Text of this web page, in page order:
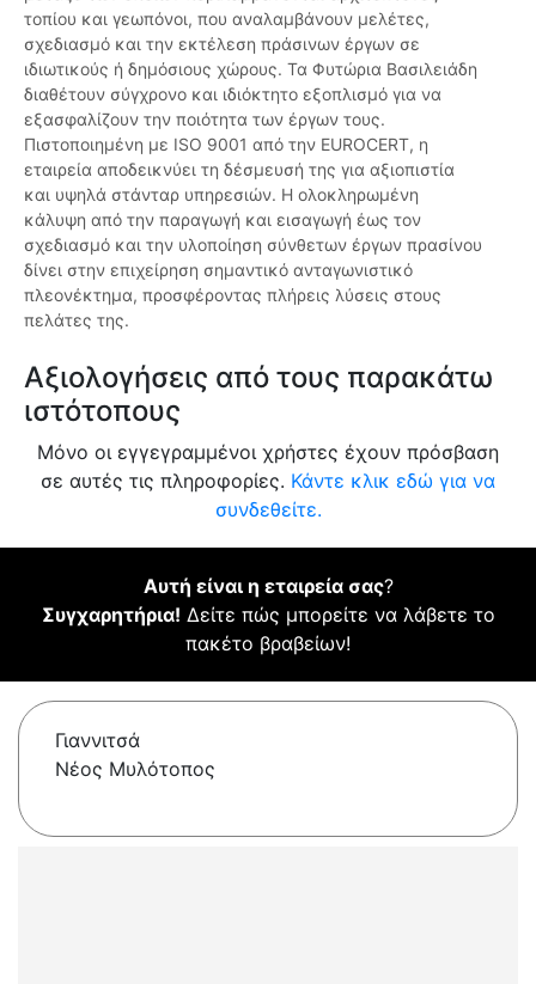
τοπίου και γεωπόνοι, που αναλαμβάνουν μελέτες,
σχεδιασμό και την εκτέλεση πράσινων έργων σε
ιδιωτικούς ή δημόσιους χώρους. Τα Φυτώρια Βασιλειάδη
διαθέτουν σύγχρονο και ιδιόκτητο εξοπλισμό για να
εξασφαλίζουν την ποιότητα των έργων τους.
Πιστοποιημένη με ISO 9001 από την EUROCERT, η
εταιρεία αποδεικνύει τη δέσμευσή της για αξιοπιστία
και υψηλά στάνταρ υπηρεσιών. Η ολοκληρωμένη
κάλυψη από την παραγωγή και εισαγωγή έως τον
σχεδιασμό και την υλοποίηση σύνθετων έργων πρασίνου
δίνει στην επιχείρηση σημαντικό ανταγωνιστικό
πλεονέκτημα, προσφέροντας πλήρεις λύσεις στους
πελάτες της.
Αξιολογήσεις από τους παρακάτω
ιστότοπους
Μόνο οι εγγεγραμμένοι χρήστες έχουν πρόσβαση
σε αυτές τις πληροφορίες. Κάντε κλικ εδώ για να
συνδεθείτε.
Αυτή είναι η εταιρεία σας?
Συγχαρητήρια! Δείτε πώς μπορείτε να λάβετε το
πακέτο βραβείων!
Γιαννιτσά
Νέος Μυλότοπος